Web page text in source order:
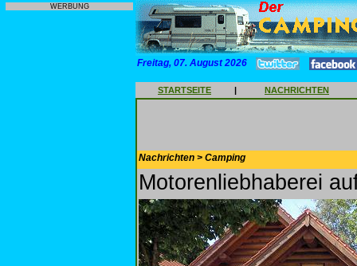
WERBUNG
Freitag, 07. August 2026
STARTSEITE | NACHRICHTEN
Nachrichten > Camping
Motorenliebhaberei